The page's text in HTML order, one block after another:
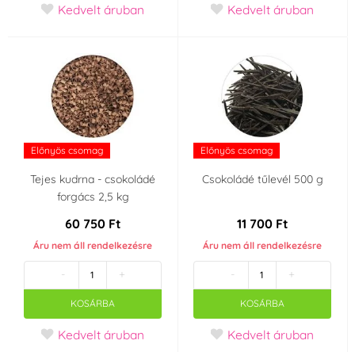
Kedvelt áruban Kedvelt áruban
Előnyös csomag
Tejes kudrna - csokoládé
forgács 2,5 kg
60 750 Ft
Áru nem áll rendelkezésre
- +
KOSÁRBA
Kedvelt áruban
Előnyös csomag
Csokoládé tűlevél 500 g
11 700 Ft
Áru nem áll rendelkezésre
- +
KOSÁRBA
Kedvelt áruban